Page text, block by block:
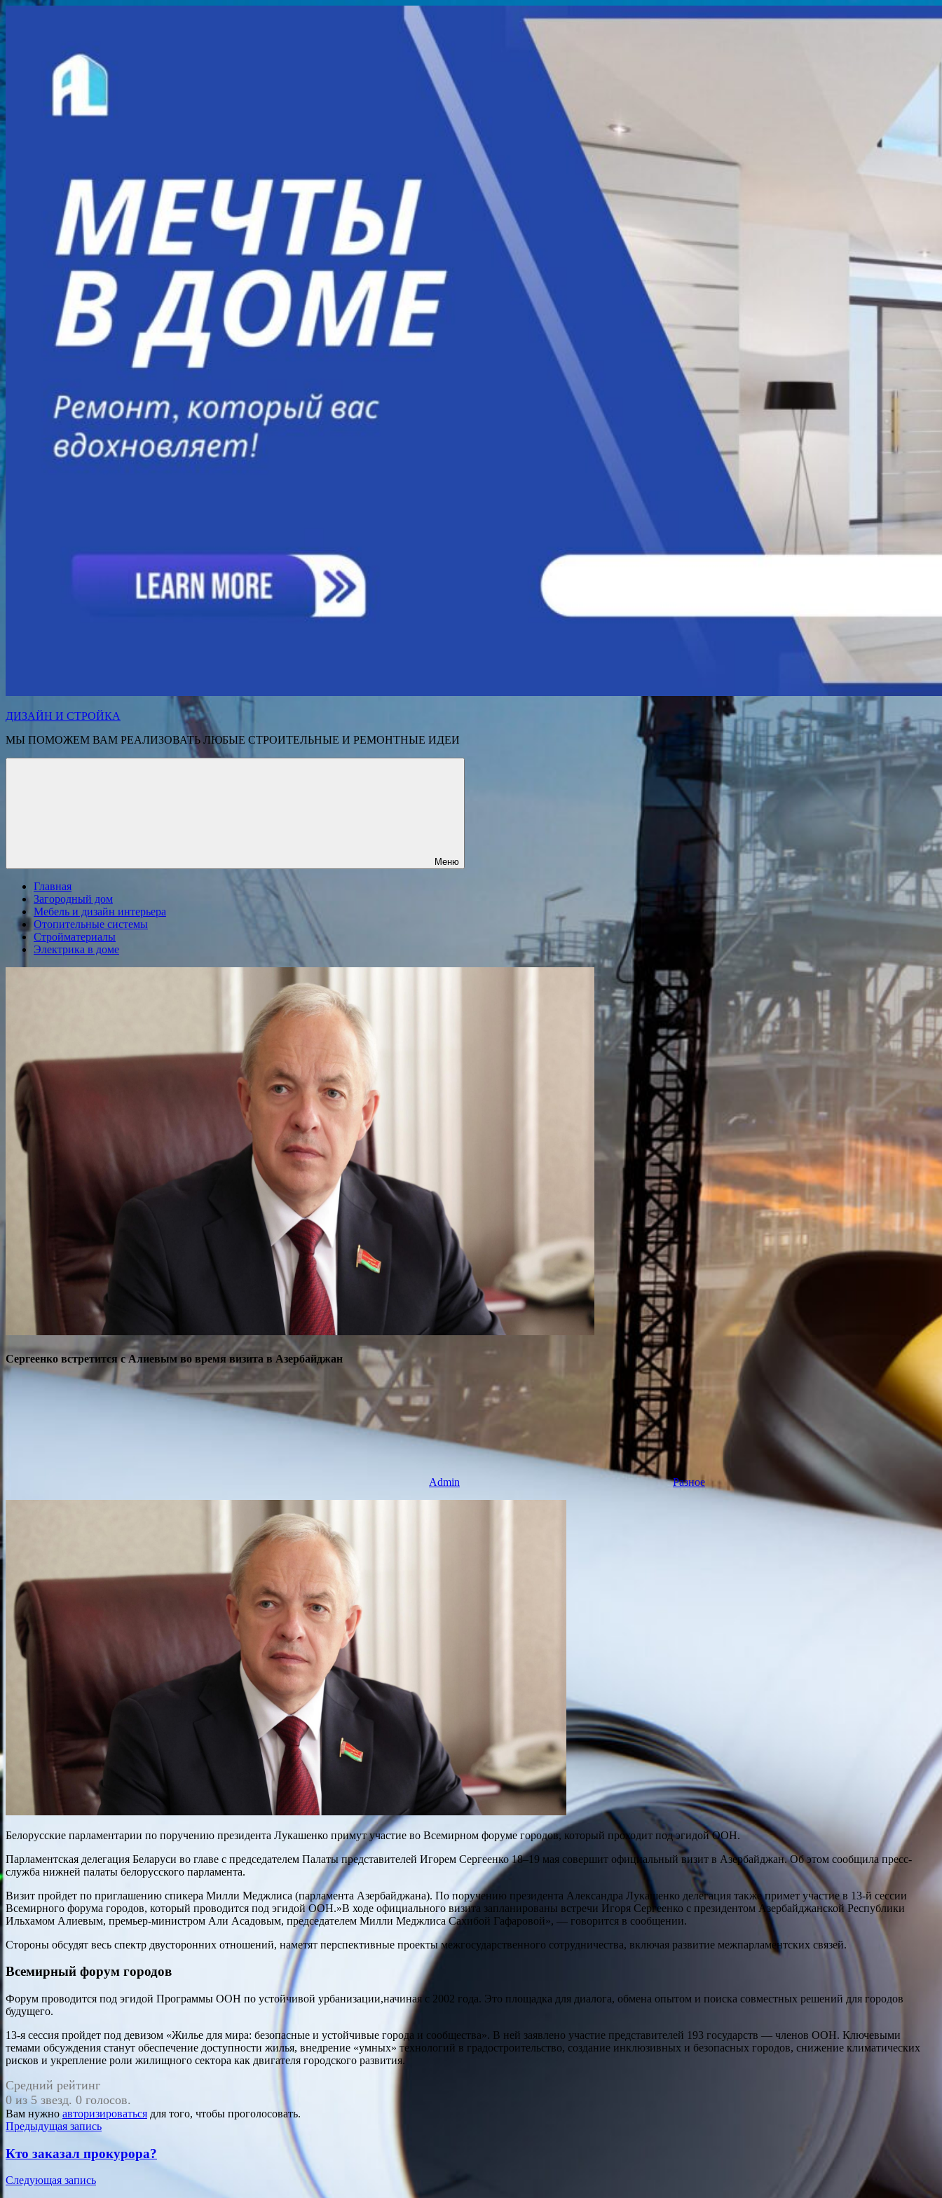
к
содержимому
ДИЗАЙН И СТРОЙКА
МЫ ПОМОЖЕМ ВАМ РЕАЛИЗОВАТЬ ЛЮБЫЕ СТРОИТЕЛЬНЫЕ И РЕМОНТНЫЕ ИДЕИ
Меню
Главная
Загородный дом
Мебель и дизайн интерьера
Отопительные системы
Стройматериалы
Электрика в доме
Сергеенко встретится с Алиевым во время визита в Азербайджан
Admin Разное
Белорусские парламентарии по поручению президента Лукашенко примут участие во Всемирном форуме городов, который проходит под эгидой ООН.
Парламентская делегация Беларуси во главе с председателем Палаты представителей Игорем Сергеенко 18–19 мая совершит официальный визит в Азербайджан. Об этом сообщила пресс-
служба нижней палаты белорусского парламента.
Визит пройдет по приглашению спикера Милли Меджлиса (парламента Азербайджана). По поручению президента Александра Лукашенко делегация также примет участие в 13-й сессии
Всемирного форума городов, который проводится под эгидой ООН.»В ходе официального визита запланированы встречи Игоря Сергеенко с президентом Азербайджанской Республики
Ильхамом Алиевым, премьер-министром Али Асадовым, председателем Милли Меджлиса Сахибой Гафаровой», — говорится в сообщении.
Стороны обсудят весь спектр двусторонних отношений, наметят перспективные проекты межгосударственного сотрудничества, включая развитие межпарламентских связей.
Всемирный форум городов
Форум проводится под эгидой Программы ООН по устойчивой урбанизации,начиная с 2002 года. Это площадка для диалога, обмена опытом и поиска совместных решений для городов
будущего.
13-я сессия пройдет под девизом «Жилье для мира: безопасные и устойчивые города и сообщества». В ней заявлено участие представителей 193 государств — членов ООН. Ключевыми
темами обсуждения станут обеспечение доступности жилья, внедрение «умных» технологий в градостроительство, создание инклюзивных и безопасных городов, снижение климатических
рисков и укрепление роли жилищного сектора как двигателя городского развития.
Средний рейтинг
0 из 5 звезд. 0 голосов.
Вам нужно авторизироваться для того, чтобы проголосовать.
Навигация
по
Предыдущая запись
Кто заказал прокурора?
Следующая запись